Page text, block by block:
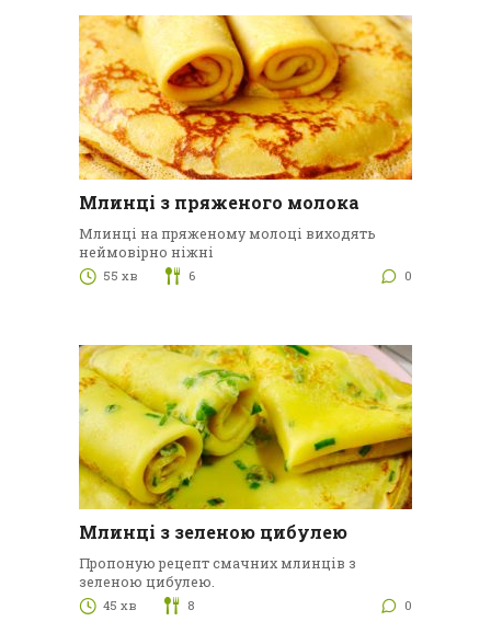
Млинці з пряженого молока
Млинці на пряженому молоці виходять
неймовірно ніжні
55 хв 6 0
Млинці з зеленою цибулею
Пропоную рецепт смачних млинців з
зеленою цибулею.
45 хв 8 0